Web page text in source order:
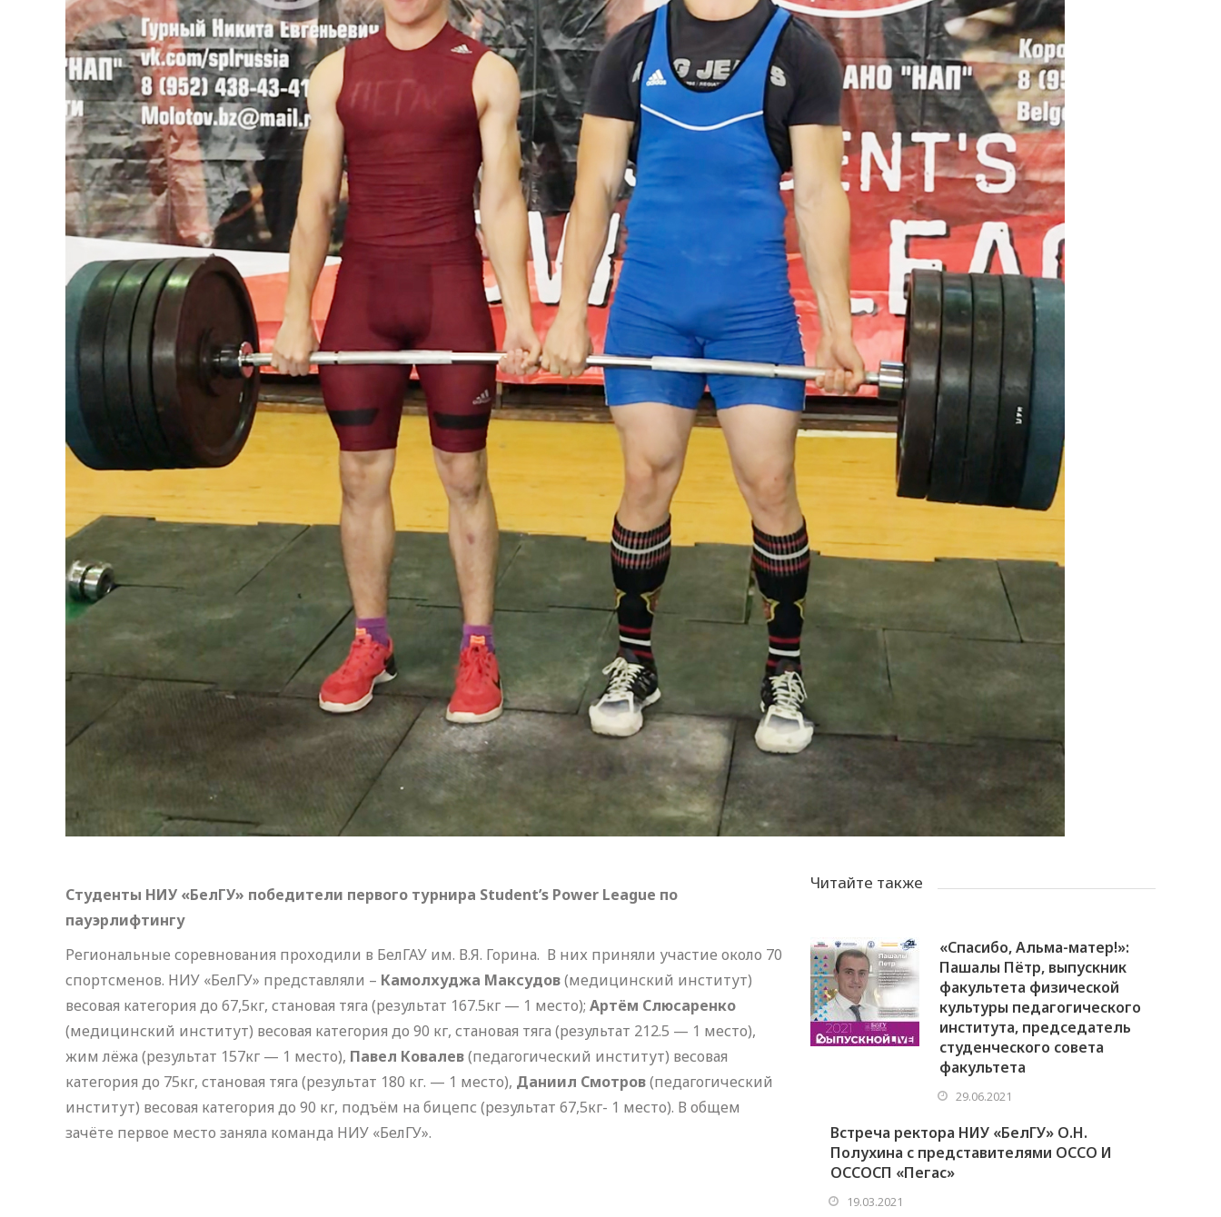
Студенты НИУ «БелГУ» победители первого турнира Student’s Power League по
пауэрлифтингу
Региональные соревнования проходили в БелГАУ им. В.Я. Горина. В них приняли участие около 70
спортсменов. НИУ «БелГУ» представляли – Камолхуджа Максудов(медицинский институт)
весовая категория до 67,5кг, становая тяга (результат 167.5кг — 1 место); Артём Слюсаренко
(медицинский институт) весовая категория до 90 кг, становая тяга (результат 212.5 — 1 место),
жим лёжа (результат 157кг — 1 место), Павел Ковалев(педагогический институт) весовая
категория до 75кг, становая тяга (результат 180 кг. — 1 место), Даниил Смотров(педагогический
институт) весовая категория до 90 кг, подъём на бицепс (результат 67,5кг- 1 место). В общем
зачёте первое место заняла команда НИУ «БелГУ».
Читайте также
«Спасибо, Альма-матер!»:
Пашалы Пётр, выпускник
факультета физической
культуры педагогического
института, председатель
студенческого совета
факультета
29.06.2021
Встреча ректора НИУ «БелГУ» О.Н.
Полухина с представителями ОССО И
ОССОСП «Пегас»
19.03.2021